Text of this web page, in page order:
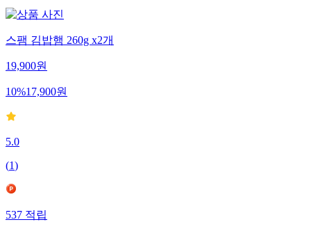
스팸 김밥햄 260g x2개
19,900원
10%17,900원
5.0
(1)
537적립